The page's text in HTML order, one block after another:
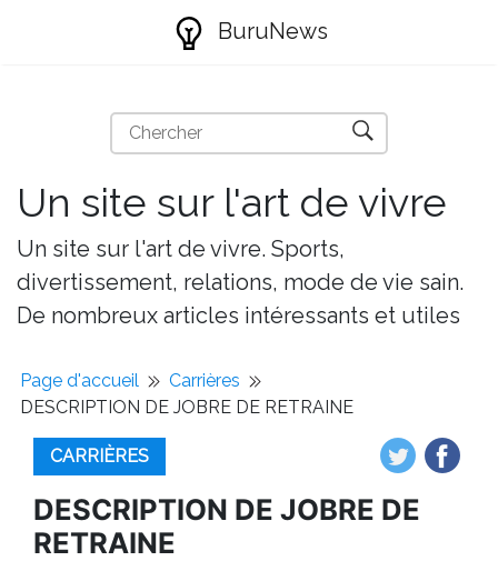
BuruNews
Un site sur l'art de vivre
Un site sur l'art de vivre. Sports,
divertissement, relations, mode de vie sain.
De nombreux articles intéressants et utiles
Page d'accueil
Carrières
DESCRIPTION DE JOBRE DE RETRAINE
CARRIÈRES
DESCRIPTION DE JOBRE DE
RETRAINE